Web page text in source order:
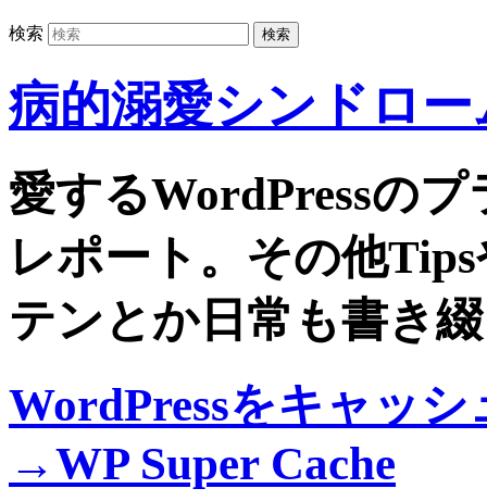
検索
病的溺愛シンドロー
愛するWordPressの
レポート。その他
テンとか日常も書き
WordPressをキャッ
→WP Super Cache